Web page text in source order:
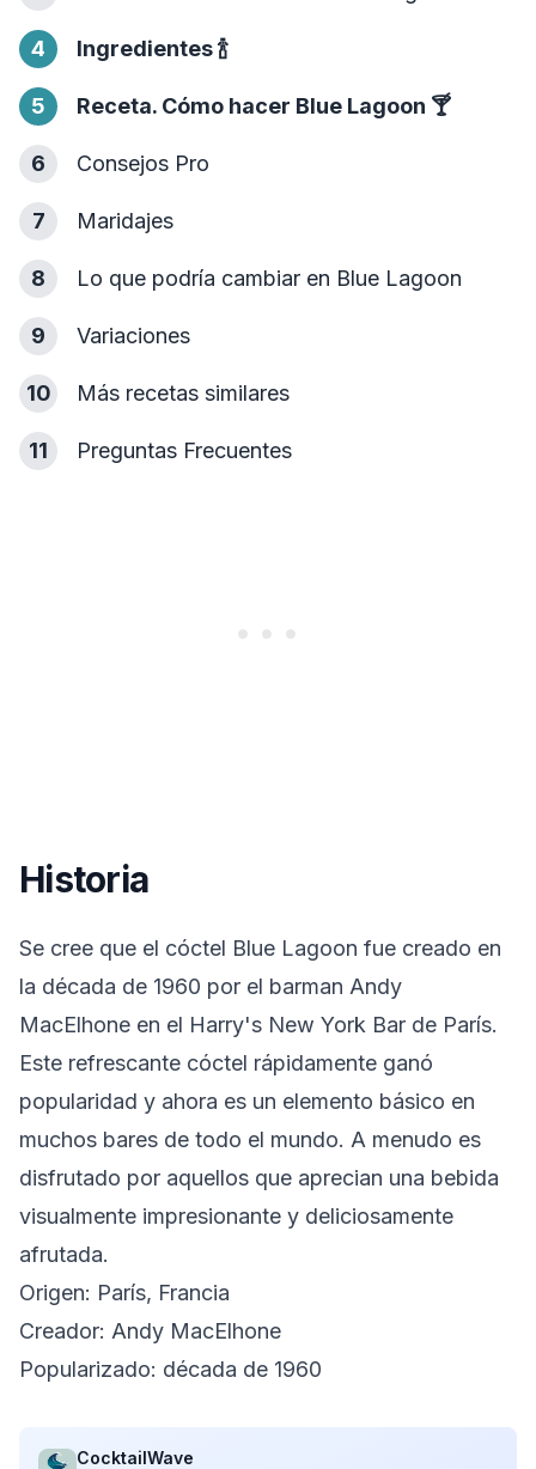
4 Ingredientes🍾
5 Receta. Cómo hacer Blue Lagoon 🍸
6 Consejos Pro
7 Maridajes
8 Lo que podría cambiar en Blue Lagoon
9 Variaciones
10 Más recetas similares
11 Preguntas Frecuentes
Historia
Se cree que el cóctel Blue Lagoon fue creado en
la década de 1960 por el barman Andy
MacElhone en el Harry's New York Bar de París.
Este refrescante cóctel rápidamente ganó
popularidad y ahora es un elemento básico en
muchos bares de todo el mundo. A menudo es
disfrutado por aquellos que aprecian una bebida
visualmente impresionante y deliciosamente
afrutada.
Origen: París, Francia
Creador: Andy MacElhone
Popularizado: década de 1960
CocktailWave